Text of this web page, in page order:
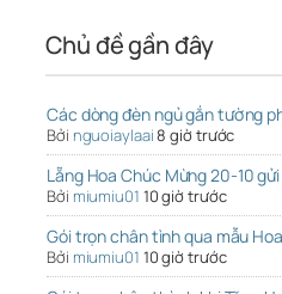
Chủ đề gần đây
Các dòng đèn ngủ gắn tường
Bởi nguoiaylaai8 giờ trước
Lẵng Hoa Chúc Mừng 20-10
Bởi miumiu01 10 giờ trước
Gói trọn chân tình qua mẫu
Bởi miumiu01 10 giờ trước